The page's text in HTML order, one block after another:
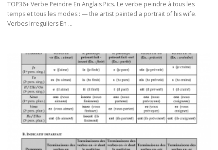
TOP36+ Verbe Peindre En Anglais Pics. Le verbe peindre à tous les
temps et tous les modes : — the artist painted a portrait of his wife.
Verbes Irreguliers En …